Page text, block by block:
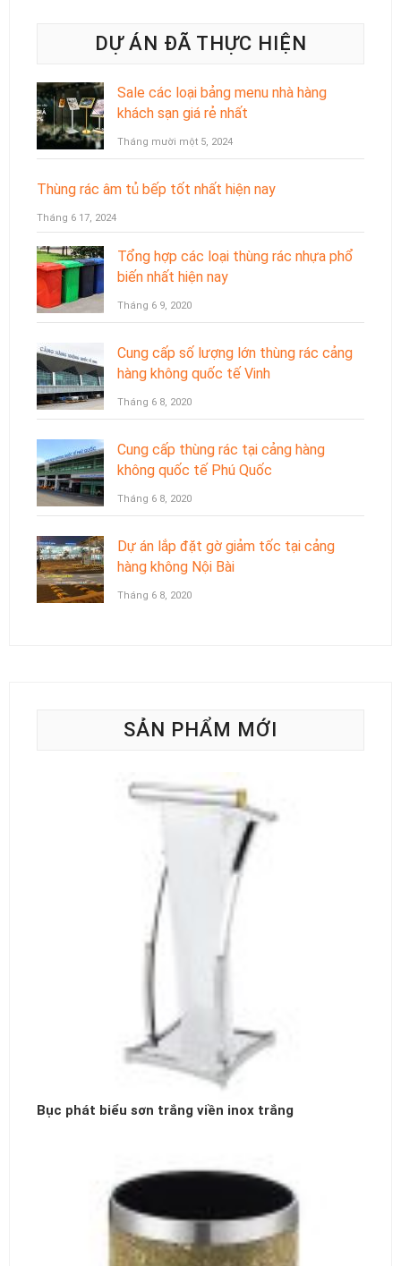
DỰ ÁN ĐÃ THỰC HIỆN
Sale các loại bảng menu nhà hàng
khách sạn giá rẻ nhất
Tháng mười một 5, 2024
Thùng rác âm tủ bếp tốt nhất hiện nay
Tháng 6 17, 2024
Tổng hợp các loại thùng rác nhựa phổ
biến nhất hiện nay
Tháng 6 9, 2020
Cung cấp số lượng lớn thùng rác cảng
hàng không quốc tế Vinh
Tháng 6 8, 2020
Cung cấp thùng rác tại cảng hàng
không quốc tế Phú Quốc
Tháng 6 8, 2020
Dự án lắp đặt gờ giảm tốc tại cảng
hàng không Nội Bài
Tháng 6 8, 2020
SẢN PHẨM MỚI
Bục phát biểu sơn trắng viền inox trắng